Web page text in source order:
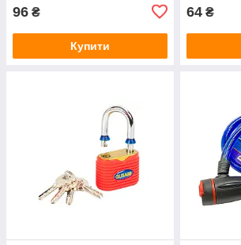
96 ₴
Купити
64 ₴